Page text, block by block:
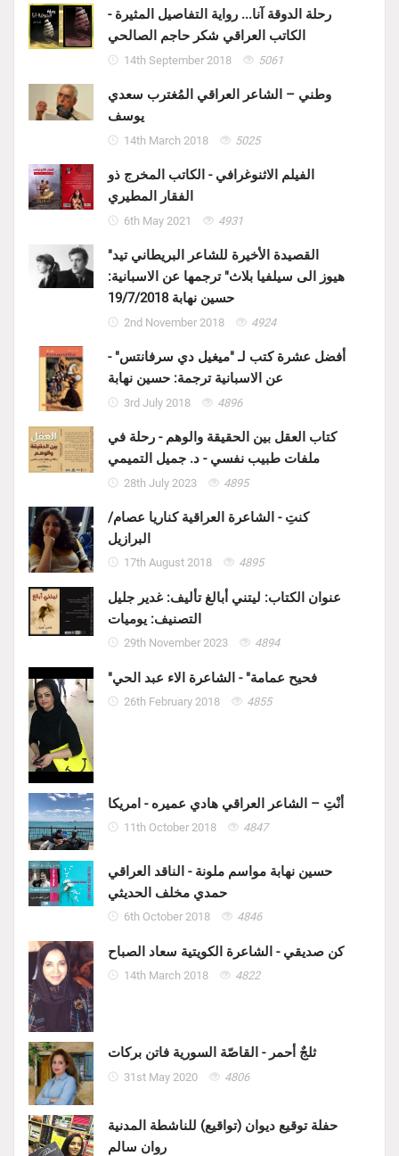
رحلة الدوقة آنا... رواية التفاصيل المثيرة -
الكاتب العراقي شكر حاجم الصالحي
14th September 2018 5061
وطني – الشاعر العراقي المُغترب سعدي
يوسف
14th March 2018 5025
الفيلم الاثنوغرافي - الكاتب المخرج ذو
الفقار المطيري
6th May 2021 4931
"القصيدة الأخيرة للشاعر البريطاني تيد
هيوز الى سيلفيا بلاث" ترجمها عن الاسبانية:
حسين نهابة 19/7/2018
2nd November 2018 4924
أفضل عشرة كتب لـ "ميغيل دي سرفانتس" -
عن الاسبانية ترجمة: حسين نهابة
3rd July 2018 4896
كتاب العقل بين الحقيقة والوهم - رحلة في
ملفات طبيب نفسي - د. جميل التميمي
28th July 2023 4895
كنتِ - الشاعرة العراقية كناريا عصام/
البرازيل
17th August 2018 4895
عنوان الكتاب: ليتني أبالغ تأليف: غدير جليل
التصنيف: يوميات
29th November 2023 4894
"فحيح عمامة" - الشاعرة الاء عبد الحي
26th February 2018 4855
أنْتِ – الشاعر العراقي هادي عميره - امريكا
11th October 2018 4847
حسين نهابة مواسم ملونة - الناقد العراقي
حمدي مخلف الحديثي
6th October 2018 4846
كن صديقي - الشاعرة الكويتية سعاد الصباح
14th March 2018 4822
ثلجٌ أحمر - القاصّة السورية فاتن بركات
31st May 2020 4806
حفلة توقيع ديوان (تواقيع) للناشطة المدنية
روان سالم